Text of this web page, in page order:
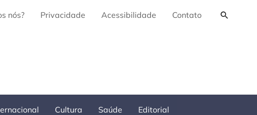
nós? Privacidade Acessibilidade Contato
Cultura Saúde Editorial